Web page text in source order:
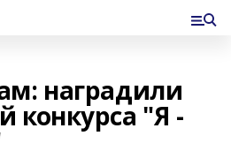
наградили
конкурса "Я -